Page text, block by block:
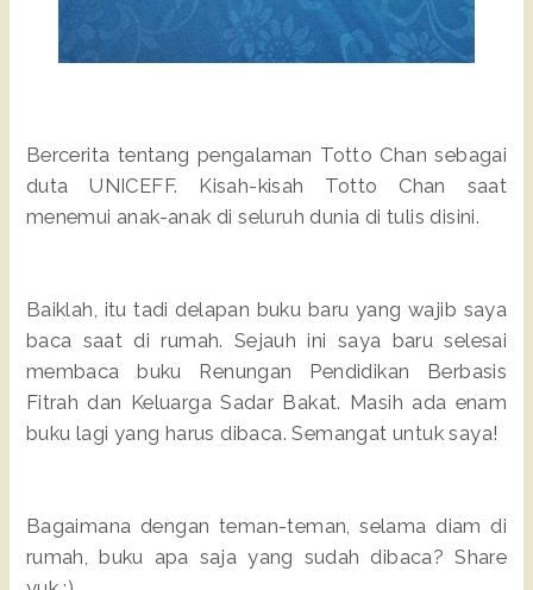
Bercerita tentang pengalaman Totto Chan sebagai
duta UNICEFF. Kisah-kisah Totto Chan saat
menemui anak-anak di seluruh dunia di tulis disini.
Baiklah, itu tadi delapan buku baru yang wajib saya
baca saat di rumah. Sejauh ini saya baru selesai
membaca buku Renungan Pendidikan Berbasis
Fitrah dan Keluarga Sadar Bakat. Masih ada enam
buku lagi yang harus dibaca. Semangat untuk saya!
Bagaimana dengan teman-teman, selama diam di
rumah, buku apa saja yang sudah dibaca? Share